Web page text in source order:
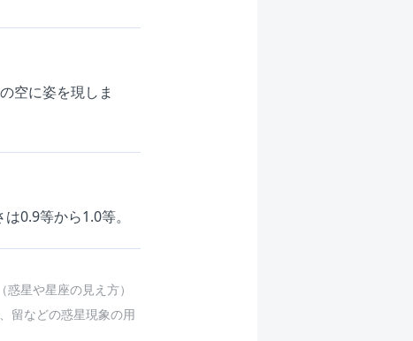
空に姿を現しま
0.9等から1.0等。
星や星座の見え方）
留などの惑星現象の用